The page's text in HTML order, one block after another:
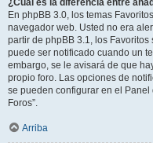
¿Cuál es la diferencia entre
En phpBB 3.0, los temas
navegador web. Usted no era
partir de phpBB 3.1, los
puede ser notificado cuando un
embargo, se le avisará de que
propio foro. Las opciones de
se pueden configurar en el Panel
Foros”.
Arriba